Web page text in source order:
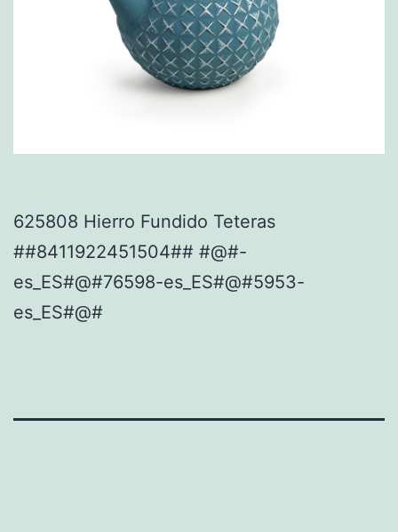
625808 Hierro Fundido Teteras
##8411922451504## #@#-
es_ES#@#76598-es_ES#@#5953-
es_ES#@#